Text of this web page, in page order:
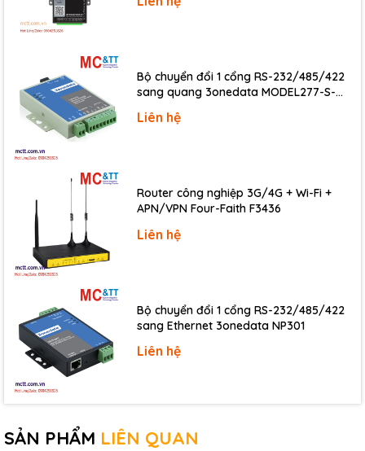
Datasheet
Ordering Information
I-
87057PW-
G CR
16-ch Isolated DO (Sink, NPN, 5~50VDC) Module
Bộ chuyển đổi 1 cổng RS-232/485/422
sang quang 3onedata MODEL277-S-
20KM)
Liên hệ
Router công nghiệp 3G/4G + Wi-Fi +
APN/VPN Four-Faith F3436
Liên hệ
Bộ chuyển đổi 1 cổng RS-232/485/422
sang Ethernet 3onedata NP301
Liên hệ
SẢN PHẨM LIÊN QUAN